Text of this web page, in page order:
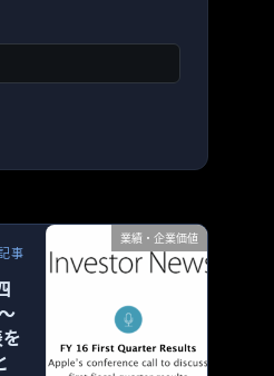
業績・企業価値
事